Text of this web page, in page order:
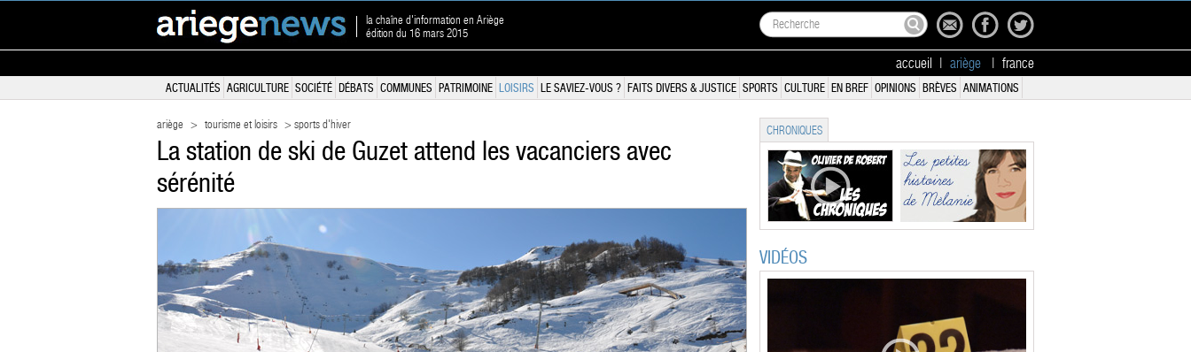
la chaîne d'information en Ariège
édition du 16 mars 2015
accueil ariège france
ACTUALITÉS AGRICULTURE SOCIÉTÉ DÉBATS COMMUNES PATRIMOINE LOISIRS LE SAVIEZ-VOUS ? FAITS DIVERS & JUSTICE SPORTS CULTURE EN BREF OPINIONS BRÈVES ANIMATIONS
ariège > tourisme et loisirs > sports d'hiver
La station de ski de Guzet attend les vacanciers avec
sérénité
CHRONIQUES
VIDÉOS